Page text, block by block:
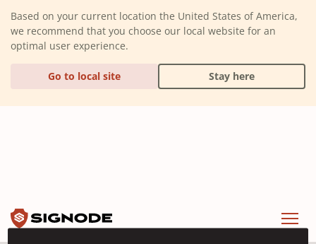
Based on your current location the United States of America,
we recommend that you choose our local website for an
optimal user experience.
Go to local site Stay here